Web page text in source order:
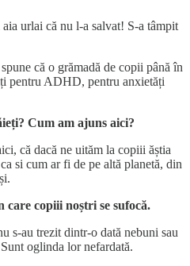
urlai că nu l-a salvat! S-a tâmpit
că o grămadă de copii până în
pentru ADHD, pentru anxietăți
Cum am ajuns aici?
că dacă ne uităm la copiii ăștia
si cum ar fi de pe altă planetă, din
care copiii noștri se sufocă.
s-au trezit dintr-o dată nebuni sau
oglinda lor nefardată.